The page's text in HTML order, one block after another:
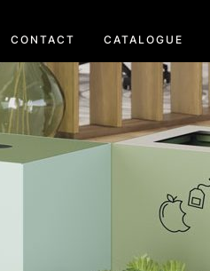
CONTACT CATALOGUE